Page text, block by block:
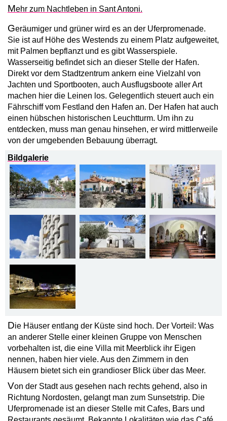
Mehr zum Nachtleben in Sant Antoni.
Geräumiger und grüner wird es an der Uferpromenade.
Sie ist auf Höhe des Westends zu einem Platz aufgeweitet,
mit Palmen bepflanzt und es gibt Wasserspiele.
Wasserseitig befindet sich an dieser Stelle der Hafen.
Direkt vor dem Stadtzentrum ankern eine Vielzahl von
Jachten und Sportbooten, auch Ausflugsboote aller Art
machen hier die Leinen los. Gelegentlich steuert auch ein
Fährschiff vom Festland den Hafen an. Der Hafen hat auch
einen hübschen historischen Leucht­turm. Um ihn zu
entdecken, muss man genau hinsehen, er wird mittlerweile
von der umgebenden Bebauung überragt.
Bildgalerie
Die Häuser entlang der Küste sind hoch. Der Vorteil: Was
an anderer Stelle einer kleinen Gruppe von Menschen
vorbehalten ist, die eine Villa mit Meerblick ihr Eigen
nennen, haben hier viele. Aus den Zimmern in den
Häusern bietet sich ein grandioser Blick über das Meer.
Von der Stadt aus gesehen nach rechts gehend, also in
Richtung Nordosten, gelangt man zum Sun­set­strip. Die
Ufer­promenade ist an dieser Stelle mit Cafes, Bars und